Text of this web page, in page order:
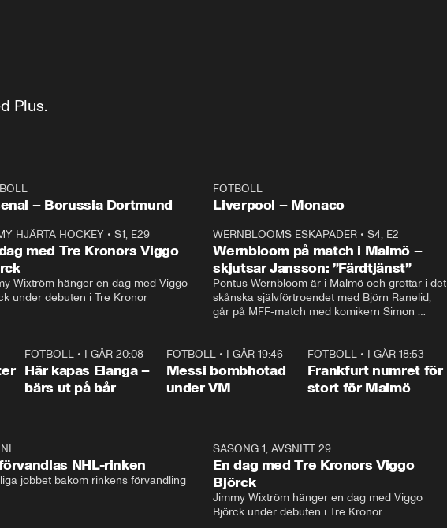
Plus.
– Borussia Dortmund
Plus
FOTBOLL
Liverpool – Monaco
17:38
HJÄRTA HOCKEY• S1, E29
med Tre Kronors Viggo
Wixtröm hänger en dag med Viggo
under debuten i Tre Kronor
WERNBLOOMS ESKAPADER •S4, E2
Wernbloom på match i Malmö –
skjutsar Jansson: ”Färdtjänst”
Pontus Wernbloom är i Malmö och grottar i det
skånska självförtroendet med Björn Ranelid,
går på MFF-match med komikern Simon
FOTBOLL • I GÅR 20:08
Här kapas Elanga –
bärs ut på bår
FOTBOLL• I GÅR 19:46
Messi bombhotad
under VM
FOTBOLL• I GÅR 18:53
Frankfurt numret för
stort för Malmö
1:04
NHL-rinken
jobbet bakom rinkens förvandling
SÄSONG 1, AVSNITT 29
En dag med Tre Kronors Viggo
Björck
Jimmy Wixtröm hänger en dag med Viggo
Björck under debuten i Tre Kronor